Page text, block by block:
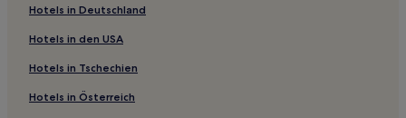
Friedersdorf Hotels
Bösleben-Wüllersleben Hotels
Neuhaus Hotels
Sülzenbrücken Hotels
Hotels in Deutschland
Hotels in den USA
Hotels in Tschechien
Hotels in Österreich